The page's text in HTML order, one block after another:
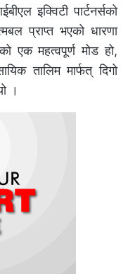
इक्विटी पार्टनर्सको
प्राप्त भएको धारणा
एक महत्वपूर्ण मोड हो,
तालिम मार्फत् दिगो
।